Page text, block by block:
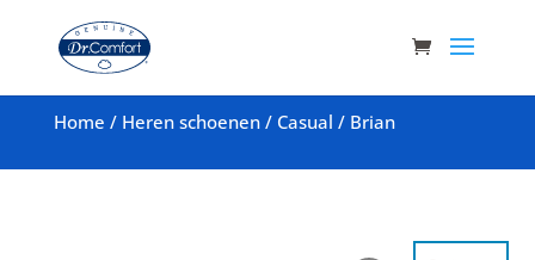
Home / Heren schoenen/ Casual / Brian